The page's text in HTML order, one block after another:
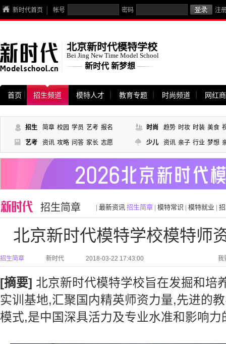
新时代首页 帐号 密码 注
北京新时代模特学校
Bei Jing New Time Model School
新时代 新梦想
首页 招生频道 模特人才 教育专题 时尚频道 网红
招生 简章 校园 学员 艺考 报名 时尚 趋势 时妆 时装 美食
艺考 资讯 攻略 问答 家长 志愿 少儿 资讯 亲子 行业 梦想
招生简章 | 最新资讯 招生简章 | 模特常识 | 模特就业 |
北京新时代模特学校模特师
招生简章 新时代 2018-03-22 17:43:00 我
[摘要] 北京新时代模特学校旨在发掘和培
实训基地,汇聚国内精英师资力量,先进的
模式,是中国深具活力及专业水准和影响